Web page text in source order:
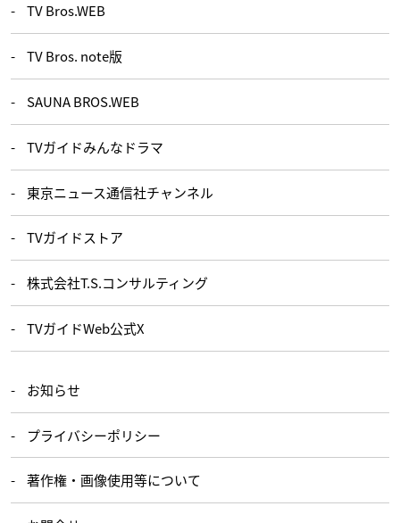
TV Bros.WEB
TV Bros. note版
SAUNA BROS.WEB
TVガイドみんなドラマ
東京ニュース通信社チャンネル
TVガイドストア
株式会社T.S.コンサルティング
TVガイドWeb公式X
お知らせ
プライバシーポリシー
著作権・画像使用等について